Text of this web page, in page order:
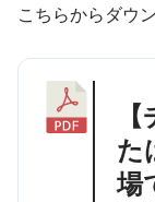
こちらからダウ
た
場